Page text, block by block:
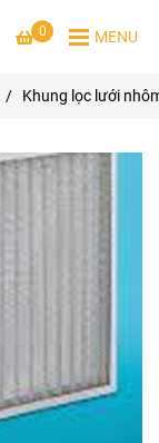
0 MENU
/ Khung lọc lưới